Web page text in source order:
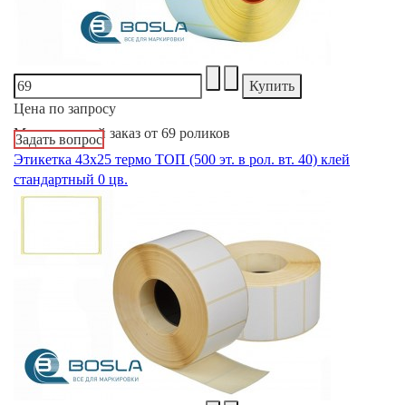
Цена по запросу
Минимальный заказ от 69 роликов
Задать вопрос
Этикетка 43х25 термо ТОП (500 эт. в рол. вт. 40) клей
стандартный 0 цв.